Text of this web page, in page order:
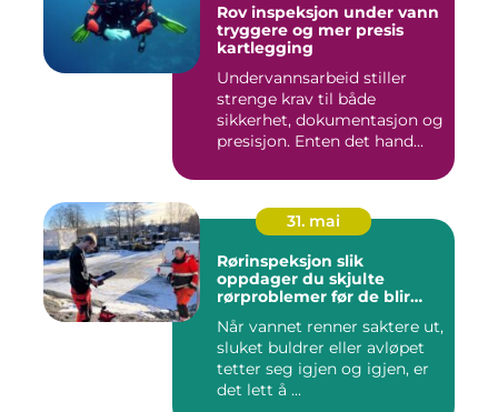
Rov inspeksjon under vann
tryggere og mer presis
kartlegging
Undervannsarbeid stiller
strenge krav til både
sikkerhet, dokumentasjon og
presisjon. Enten det hand...
31. mai
Rørinspeksjon slik
oppdager du skjulte
rørproblemer før de blir
Når vannet renner saktere ut,
sluket buldrer eller avløpet
tetter seg igjen og igjen, er
det lett å ...